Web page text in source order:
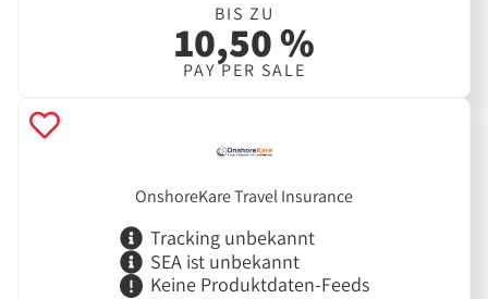
BIS ZU
10,50 %
PAY PER SALE
OnshoreKare Travel Insurance
Tracking unbekannt
SEA ist unbekannt
Keine Produktdaten-Feeds